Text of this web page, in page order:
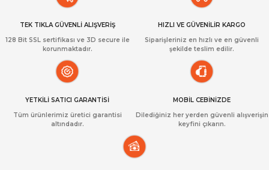
TEK TIKLA GÜVENLİ ALIŞVERİŞ
128 Bit SSL sertifikası ve 3D secure ile
korunmaktadır.
HIZLI VE GÜVENİLİR KARGO
Siparişleriniz en hızlı ve en güvenli
şekilde teslim edilir.
YETKİLİ SATICI GARANTİSİ
Tüm ürünlerimiz üretici garantisi
altındadır.
MOBİL CEBİNİZDE
Dilediğiniz her yerden güvenli alışverişin
keyfini çıkarın.